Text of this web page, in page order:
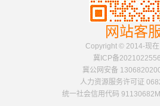
网站客
Copyright © 2014-现在
冀ICP备
冀公网安备
人力资源服务许可证
统一社会信用代码